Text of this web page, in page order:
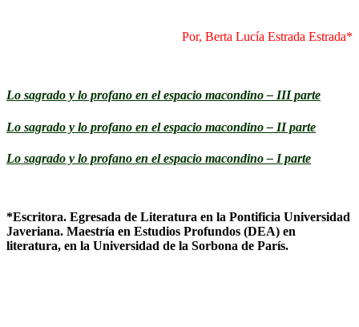
Por, Berta Lucía Estrada Estrada*
Lo sagrado y lo profano en el espacio macondino – III parte
Lo sagrado y lo profano en el espacio macondino – II parte
Lo sagrado y lo profano en el espacio macondino – I parte
*Escritora. Egresada de Literatura en la Pontificia Universidad
Javeriana. Maestría en Estudios Profundos (DEA) en
literatura, en la Universidad de la Sorbona de París.